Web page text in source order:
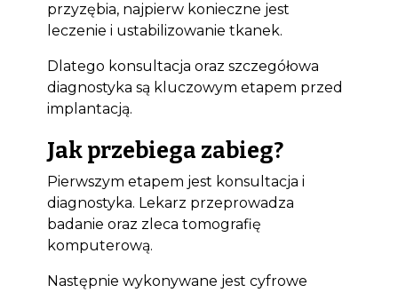
przyzębia, najpierw konieczne jest
leczenie i ustabilizowanie tkanek.
Dlatego konsultacja oraz szczegółowa
diagnostyka są kluczowym etapem przed
implantacją.
Jak przebiega zabieg?
Pierwszym etapem jest konsultacja i
diagnostyka. Lekarz przeprowadza
badanie oraz zleca tomografię
komputerową.
Następnie wykonywane jest cyfrowe